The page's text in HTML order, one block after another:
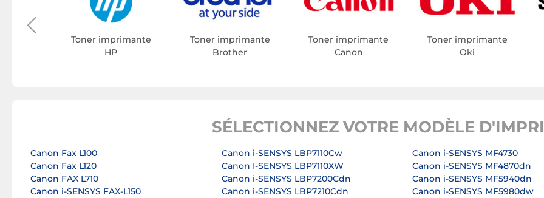
Toner imprimante
HP
Toner imprimante
Brother
Toner imprimante
Canon
Toner imprimante
Oki
SÉLECTIONNEZ VOTRE MODÈLE
Canon Fax L100
Canon Fax L120
Canon FAX L710
Canon i-SENSYS FAX-L150
Canon i-SENSYS LBP7110Cw
Canon I-SENSYS LBP7110XW
Canon i-SENSYS LBP7200Cdn
Canon i-SENSYS LBP7210Cdn
Canon i-SENSYS MF4730
Canon i-SENSYS MF4870dn
Canon i-SENSYS MF5940dn
Canon i-SENSYS MF5980dw